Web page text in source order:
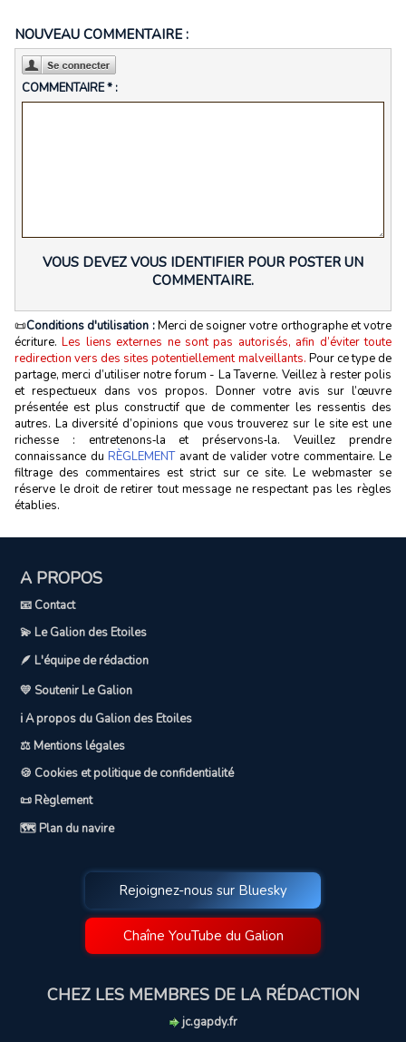
NOUVEAU COMMENTAIRE :
COMMENTAIRE * :
VOUS DEVEZ VOUS IDENTIFIER POUR POSTER UN
COMMENTAIRE.
📜Conditions d'utilisation :Merci de soigner votre orthographe et votre
écriture.Les liens externes ne sont pas autorisés, afin d’éviter toute
redirection vers des sites potentiellement malveillants. Pour ce type de
partage, merci d’utiliser notre forum - La Taverne. Veillez à rester polis
et respectueux dans vos propos. Donner votre avis sur l’œuvre
présentée est plus constructif que de commenter les ressentis des
autres. La diversité d’opinions que vous trouverez sur le site est une
richesse : entretenons‑la et préservons‑la. Veuillez prendre
connaissance du RÈGLEMENTavant de valider votre commentaire. Le
filtrage des commentaires est strict sur ce site. Le webmaster se
réserve le droit de retirer tout message ne respectant pas les règles
établies.
A PROPOS
📧 Contact
💫 Le Galion des Etoiles
🪶 L'équipe de rédaction
💛 Soutenir Le Galion
ℹ️ A propos du Galion des Etoiles
⚖️ Mentions légales
🍪 Cookies et politique de confidentialité
📜 Règlement
🗺️ Plan du navire
Rejoignez-nous sur Bluesky
Chaîne YouTube du Galion
CHEZ LES MEMBRES DE LA RÉDACTION
jc.gapdy.fr